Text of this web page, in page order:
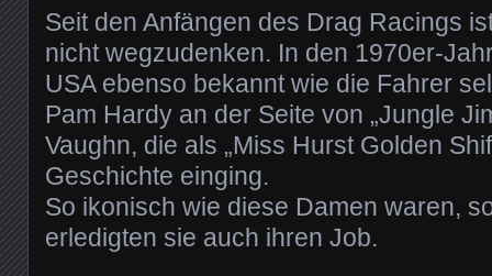
Seit den Anfängen des Drag Racings
nicht wegzudenken. In den 1970er-
USA ebenso bekannt wie die Fahrer
Pam Hardy an der Seite von „Jungle
Vaughn, die als „Miss Hurst Golden
Geschichte einging.
So ikonisch wie diese Damen waren,
erledigten sie auch ihren Job.